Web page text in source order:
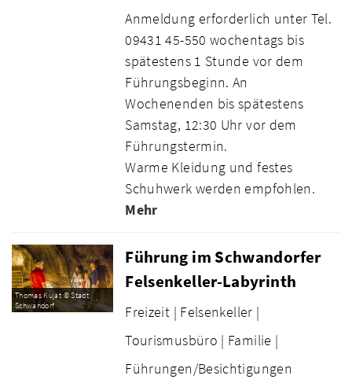
Anmeldung erforderlich unter Tel.
09431 45-550 wochentags bis
spätestens 1 Stunde vor dem
Führungsbeginn. An
Wochenenden bis spätestens
Samstag, 12:30 Uhr vor dem
Führungstermin.
Warme Kleidung und festes
Schuhwerk werden empfohlen.
Mehr
Thomas Kujat © Stadt
Schwandorf
Führung im Schwandorfer
Felsenkeller-Labyrinth
Freizeit | Felsenkeller |
Tourismusbüro | Familie |
Führungen/Besichtigungen